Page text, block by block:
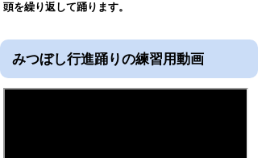
頭を繰り返して踊ります。
みつぼし行進踊りの練習用動画